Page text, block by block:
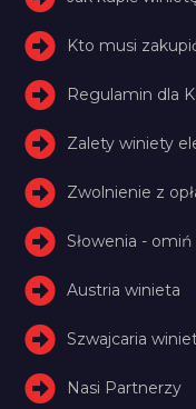
Kto musi
Regulamin dla
Zalety winiety
Zwolnienie z
Słowenia -
Austria winieta
Szwajcaria
Nasi Partnerzy